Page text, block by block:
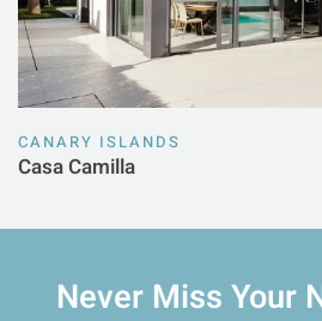
CANARY ISLANDS
Casa Camilla
Never Miss Your